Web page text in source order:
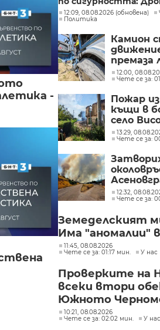
-
12:09, 08.08.2026 (обновена)
Политика
Камион
премаза
12:00,
Чете се за:
Пожар
къщи в
село
13:29,
Чете се за:
пожар
12:32,
Чете се за:
Земеделският
Има "аномалии"
11:45, 08.08.2026
Чете се за: 01:17 мин.
У нас
Проверките на
всеки втори
Южното
10:21, 08.08.2026
Чете се за: 02:02 мин.
У нас